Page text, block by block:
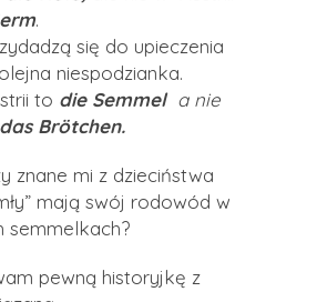
.
się do upieczenia
niespodzianka.
to die Semmela nie
das Brötchen.
znane mi z dzieciństwa
mają swój rodowód w
semmelkach?
pewną historyjkę z